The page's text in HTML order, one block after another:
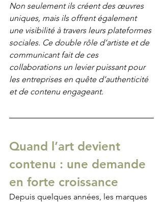
Non seulement ils créent des œuvres
uniques, mais ils offrent également
une visibilité à travers leurs plateformes
sociales. Ce double rôle d’artiste et de
communicant fait de ces
collaborations un levier puissant pour
les entreprises en quête d’authenticité
et de contenu engageant.
Quand l’art devient
contenu : une demande
en forte croissance
Depuis quelques années, les marques